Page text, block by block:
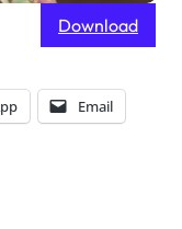
Download
Email